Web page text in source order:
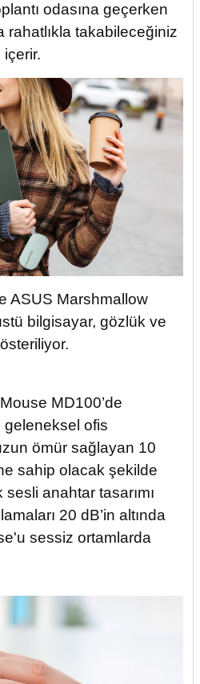
odasına geçerken
rahatlıkla takabileceğiniz
içerir.
MD100’de
geleneksel ofis
ömür sağlayan 10
sahip olacak şekilde
sesli anahtar tasarımı
20 dB’in altında
sessiz ortamlarda